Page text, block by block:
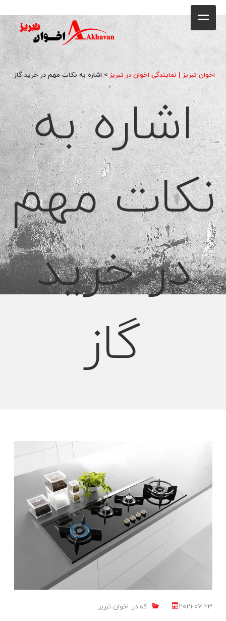
فروشگاه
محصولات
جشنواره فروش ویژه
کاتالوگ
گالری
وبلاگ
تماس با ما
اخوان تبریز | نمایندگی اخوان در تبریز>اشاره به نکات مهم در خرید گاز
اشاره به
نکات مهم
در خرید
گاز
2021-07-23 که در: اخوان تبریز